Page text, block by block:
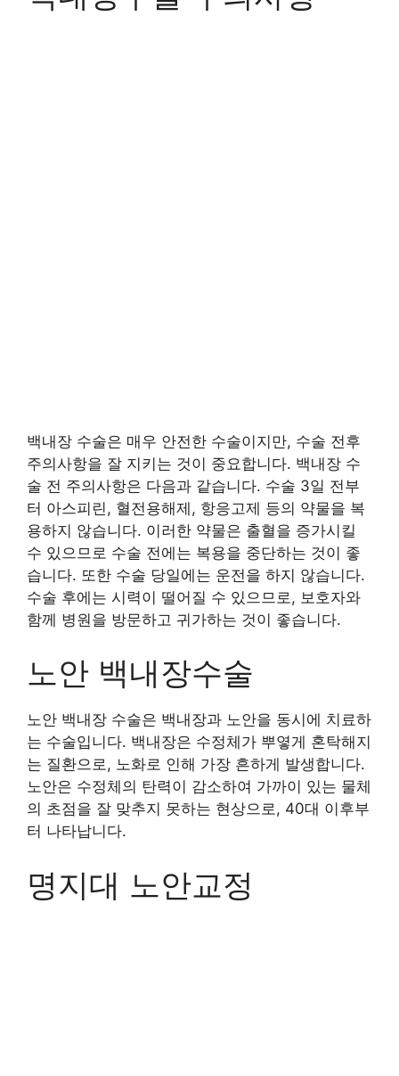
백내장 수술은 매우 안전한 수술이지만, 수술 전후
주의사항을 잘 지키는 것이 중요합니다. 백내장 수
술 전 주의사항은 다음과 같습니다. 수술 3일 전부
터 아스피린, 혈전용해제, 항응고제 등의 약물을 복
용하지 않습니다. 이러한 약물은 출혈을 증가시킬
수 있으므로 수술 전에는 복용을 중단하는 것이 좋
습니다. 또한 수술 당일에는 운전을 하지 않습니다.
수술 후에는 시력이 떨어질 수 있으므로, 보호자와
함께 병원을 방문하고 귀가하는 것이 좋습니다.
노안 백내장수술
노안 백내장 수술은 백내장과 노안을 동시에 치료하
는 수술입니다. 백내장은 수정체가 뿌옇게 혼탁해지
는 질환으로, 노화로 인해 가장 흔하게 발생합니다.
노안은 수정체의 탄력이 감소하여 가까이 있는 물체
의 초점을 잘 맞추지 못하는 현상으로, 40대 이후부
터 나타납니다.
명지대 노안교정